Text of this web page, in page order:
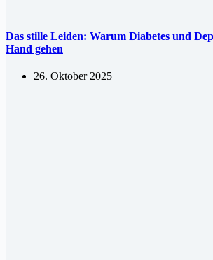
Das stille Leiden: Warum Diabetes und
Hand gehen
26. Oktober 2025